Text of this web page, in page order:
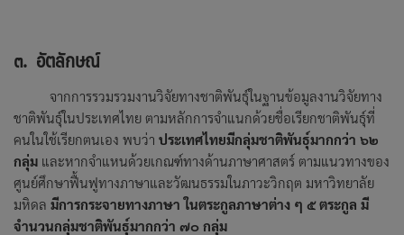
๓. อัตลักษณ์
จากการรวมรวมงานวิจัยทางชาติพันธุ์ในฐานข้อมูลงานวิจัยทาง
ชาติพันธุ์ในประเทศไทย ตามหลักการจำแนกด้วยชื่อเรียกชาติพันธุ์ที่
คนในใช้เรียกตนเอง พบว่า ประเทศไทยมีกลุ่มชาติพันธุ์มากกว่า ๖๒
กลุ่ม และหากจำแหนด้วยเกณฑ์ทางด้านภาษาศาสตร์ ตามแนวทางของ
ศูนย์ศึกษาฟื้นฟูทางภาษาและวัฒนธรรมในภาวะวิกฤต มหาวิทยาลัย
มหิดล มีการกระจายทางภาษา ในตระกูลภาษาต่าง ๆ ๕ ตระกูล มี
จำนวนกลุ่มชาติพันธุ์มากกว่า ๗๐ กลุ่ม